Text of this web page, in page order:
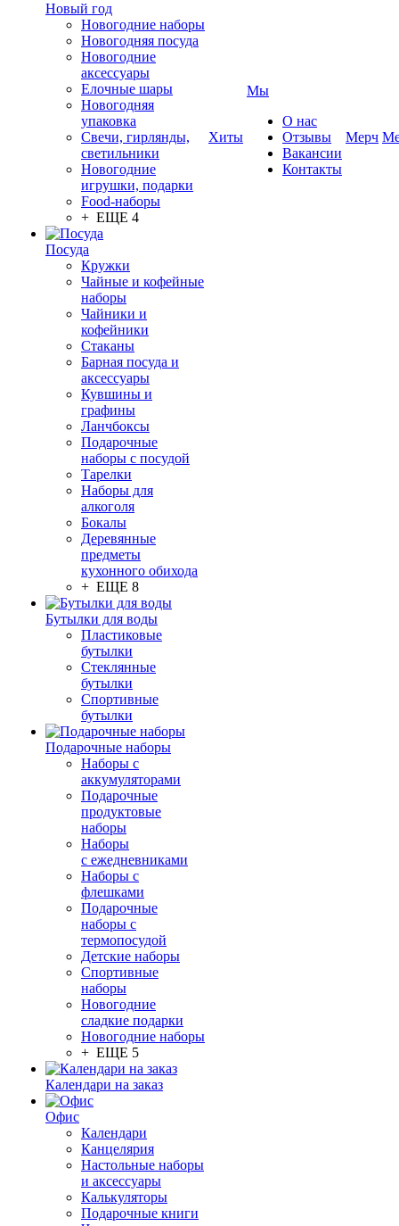
Новый год
Новогодние наборы
Новогодняя посуда
Новогодние
аксессуары
Елочные шары
Новогодняя
упаковка
Свечи, гирлянды,
светильники
Новогодние
игрушки, подарки
Food-наборы
+ ЕЩЕ 4
Посуда
Кружки
Чайные и кофейные
наборы
Чайники и
кофейники
Стаканы
Барная посуда и
аксессуары
Кувшины и
графины
Ланчбоксы
Подарочные
наборы с посудой
Тарелки
Наборы для
алкоголя
Бокалы
Деревянные
предметы
кухонного обихода
+ ЕЩЕ 8
Бутылки для воды
Пластиковые
бутылки
Стеклянные
бутылки
Спортивные
бутылки
Подарочные наборы
Наборы с
аккумуляторами
Подарочные
продуктовые
наборы
Наборы
с ежедневниками
Наборы с
флешками
Подарочные
наборы с
термопосудой
Детские наборы
Спортивные
наборы
Новогодние
сладкие подарки
Новогодние наборы
+ ЕЩЕ 5
Календари на заказ
Офис
Календари
Канцелярия
Настольные наборы
и аксессуары
Калькуляторы
Подарочные книги
Хиты
Мы
О нас
Отзывы
Вакансии
Контакты
Мерч